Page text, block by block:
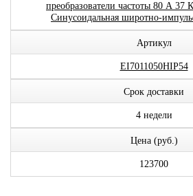
преобразователи частоты 80 А 37
Синусоидальная широтно-
Артикул
EI7011050HIP54
Срок доставки
4 недели
Цена (руб.)
123700